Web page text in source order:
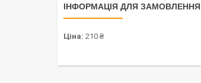
ІНФОРМАЦІЯ ДЛЯ ЗАМОВЛЕННЯ
Ціна: 210 ₴